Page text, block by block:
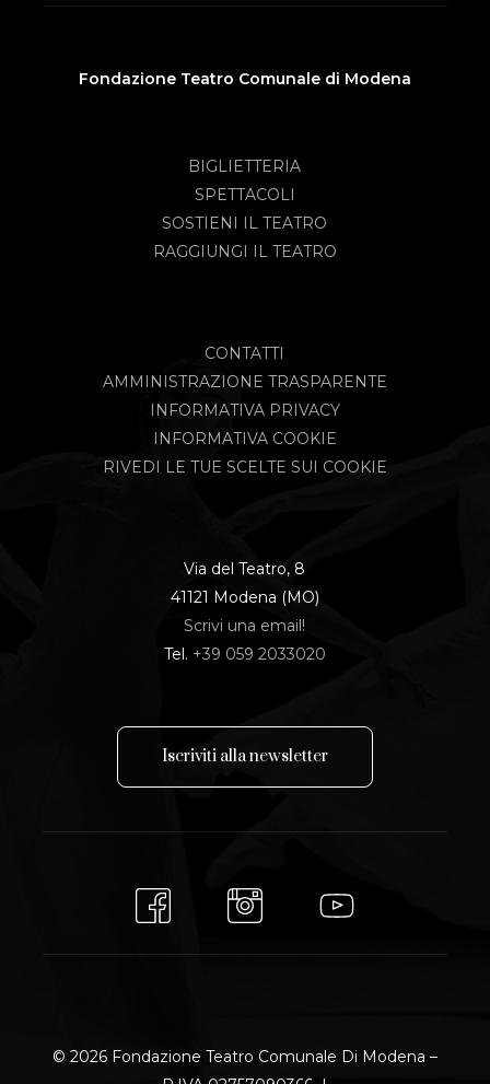
Fondazione Teatro Comunale di Modena
BIGLIETTERIA
SPETTACOLI
SOSTIENI IL TEATRO
RAGGIUNGI IL TEATRO
CONTATTI
AMMINISTRAZIONE TRASPARENTE
INFORMATIVA PRIVACY
INFORMATIVA COOKIE
RIVEDI LE TUE SCELTE SUI COOKIE
Via del Teatro, 8
41121 Modena (MO)
Scrivi una email!
Tel. +39 059 2033020
Iscriviti allanewsletter
© 2026 Fondazione Teatro Comunale Di Modena –